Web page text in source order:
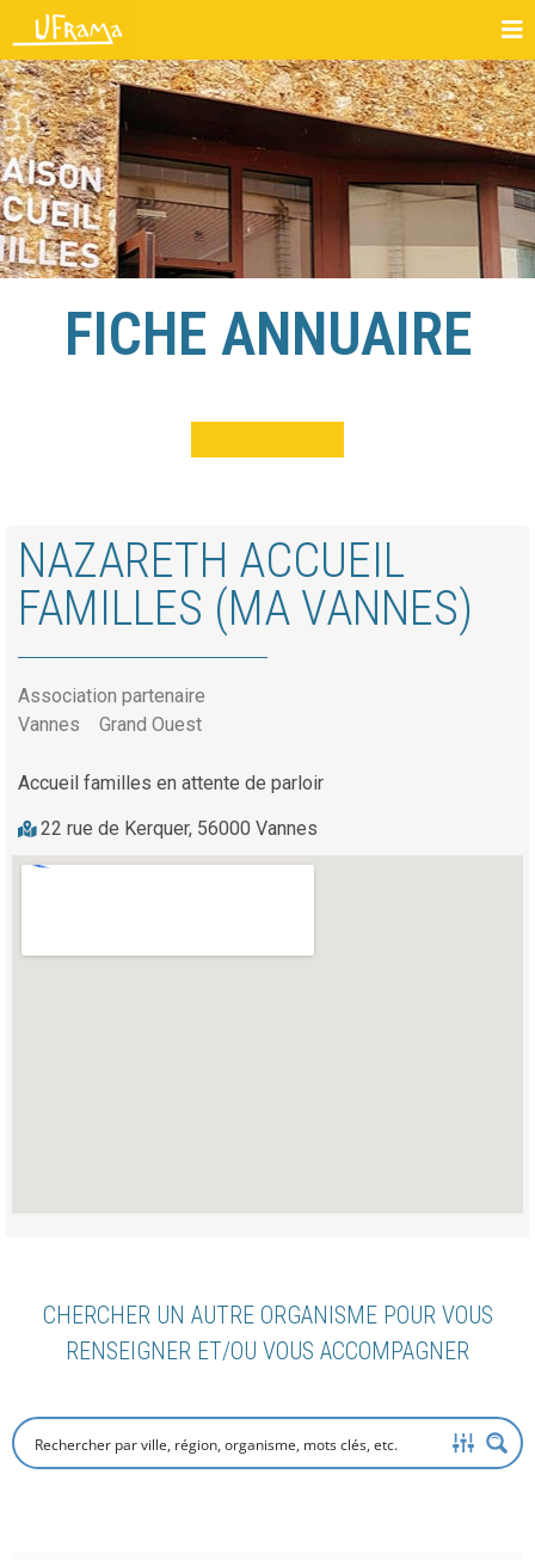
FICHE ANNUAIRE
NAZARETH ACCUEIL
FAMILLES (MA VANNES)
Association partenaire
Vannes
Grand Ouest
Accueil familles en attente de parloir
22 rue de Kerquer, 56000 Vannes
CHERCHER UN AUTRE ORGANISME POUR VOUS
RENSEIGNER ET/OU VOUS ACCOMPAGNER